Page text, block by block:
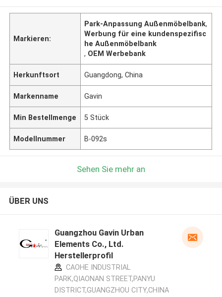
Markieren:
Park-Anpassung Außenmöbelbank,
Werbung für eine kundenspezifisc
he Außenmöbelbank
, OEM Werbebank
Herkunftsort Guangdong, China
Markenname Gavin
Min Bestellmenge 5 Stück
Modellnummer B-092s
Sehen Sie mehr an
ÜBER UNS
Guangzhou Gavin Urban
Elements Co., Ltd.
Herstellerprofil
CAOHE INDUSTRIAL
PARK,QIAONAN STREET,PANYU
DISTRICT,GUANGZHOU CITY,CHINA